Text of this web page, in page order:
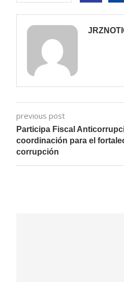
previous post
Participa Fiscal
coordinación para el
corrupción